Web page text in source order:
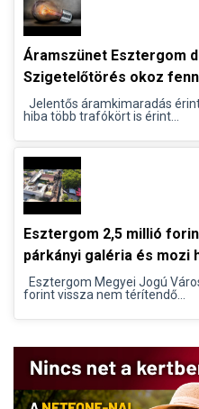
Áramszünet Esztergom
Szigetelőtörés okoz
Jelentős áramkimaradás
hiba több trafókört is érint...
Esztergom 2,5 millió
párkányi galéria és mozi
Esztergom Megyei Jogú
forint vissza nem térítendő...